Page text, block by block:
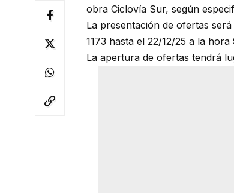
obra Ciclovía Sur, según
La presentación de ofertas
1173 hasta el 22/12/25 a la hora
La apertura de ofertas tendrá